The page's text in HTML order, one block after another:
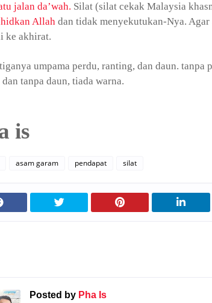
jalan da’wah. Silat (silat cekak Malaysia
Allah dan tidak menyekutukan-Nya.
ke akhirat.
umpama perdu, ranting, dan daun. tanpa
tanpa daun, tiada warna.
is
asam garam pendapat silat
Posted by Pha Is